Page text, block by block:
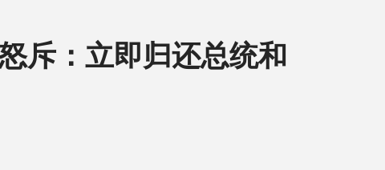
斥：立即归还总统和